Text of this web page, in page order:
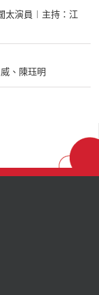
太演員︱主持：江
、陳珏明